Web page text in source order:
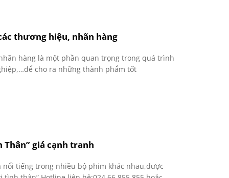
thương hiệu, nhãn hàng
hàng là một phần quan trọng trong quá trình
cho ra những thành phẩm tốt
giá cạnh tranh
nổi tiếng trong nhiều bộ phim khác nhau,được